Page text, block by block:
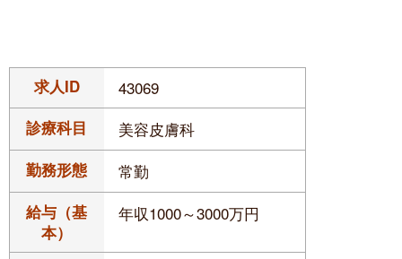
求人ID 43069
診療科目 美容皮膚科
勤務形態 常勤
給与（基
本）
年収1000～3000万円